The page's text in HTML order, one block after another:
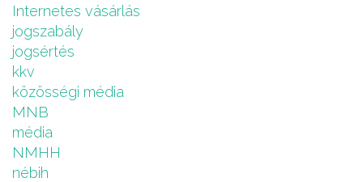
Internetes vásárlás
jogszabály
jogsértés
kkv
közösségi média
MNB
média
NMHH
nébih